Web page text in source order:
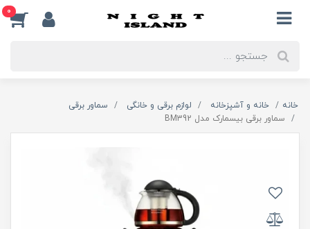
0
خانه خانه و آشپزخانه لوازم برقی و خانگی
سماور برقی
سماور برقی بیسمارک مدل BM392